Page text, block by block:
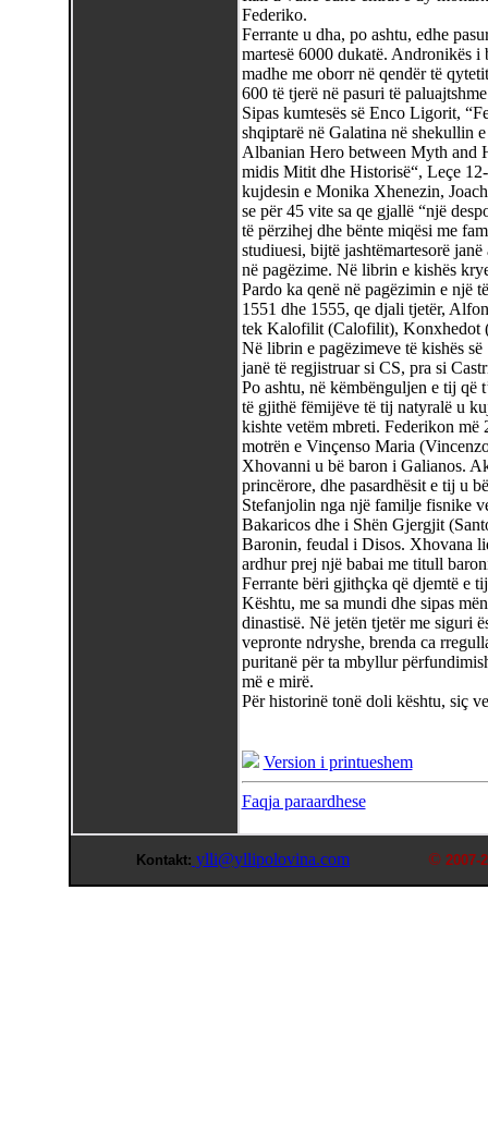
Federiko.
Ferrante u dha, po ashtu, edhe
martesë 6000 dukatë. Andronikës
madhe me oborr në qendër të
600 të tjerë në pasuri të
Sipas kumtesës së Enco Ligorit,
shqiptarë në Galatina në shekullin
Albanian Hero between Myth and
midis Mitit dhe Historisë“, Leçe
kujdesin e Monika Xhenezin,
se për 45 vite sa qe gjallë “një
të përzihej dhe bënte miqësi me
studiuesi, bijtë jashtëmartesorë
në pagëzime. Në librin e kishës
Pardo ka qenë në pagëzimin e një
1551 dhe 1555, qe djali tjetër,
tek Kalofilit (Calofilit), Konxhedot
Në librin e pagëzimeve të kishës
janë të regjistruar si CS, pra si
Po ashtu, në këmbënguljen e tij që
të gjithë fëmijëve të tij natyralë u
kishte vetëm mbreti. Federikon më
motrën e Vinçenso Maria
Xhovanni u bë baron i Galianos.
princërore, dhe pasardhësit e tij u
Stefanjolin nga një familje fisnike
Bakaricos dhe i Shën Gjergjit
Baronin, feudal i Disos. Xhovana
ardhur prej një babai me titull
Ferrante bëri gjithçka që djemtë e
Kështu, me sa mundi dhe sipas
dinastisë. Në jetën tjetër me siguri
vepronte ndryshe, brenda ca
puritanë për ta mbyllur
më e mirë.
Për historinë tonë doli kështu, siç
Version i printueshem
Faqja paraardhese
Kontakt: ylli@yllipolovina.com © 2007-